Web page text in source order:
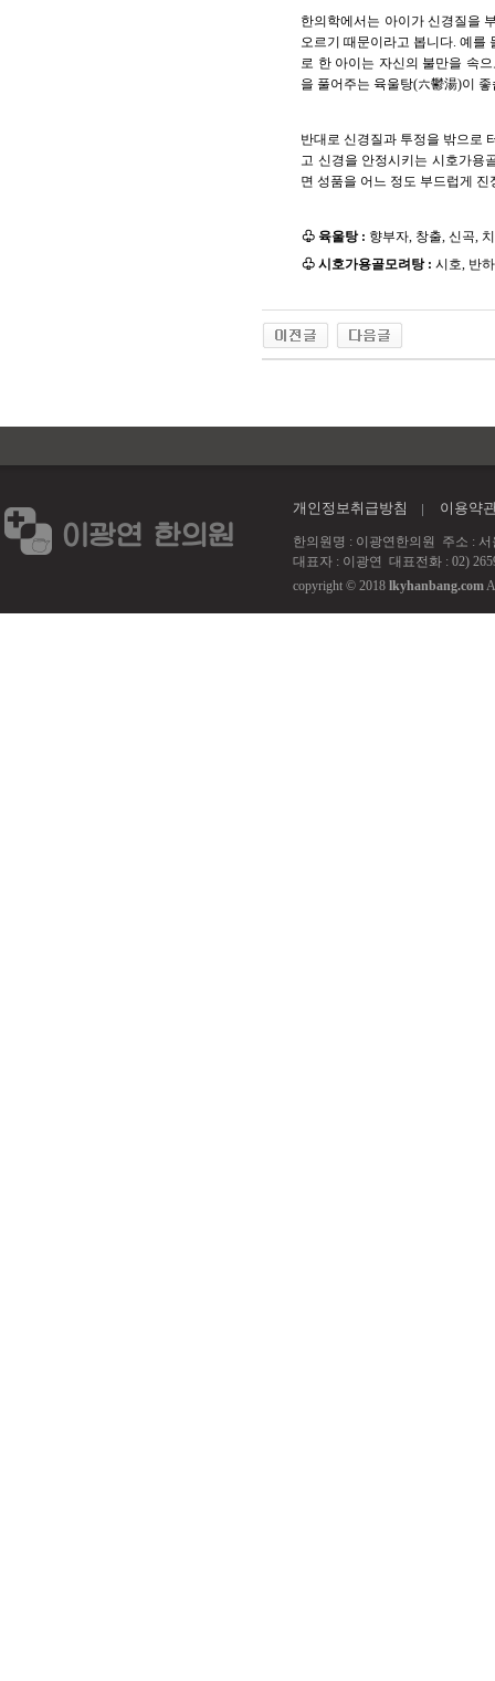
한의학에서는 아이가 신경질을
오르기 때문이라고 봅니다. 예를
로 한 아이는 자신의 불만을 속
을 풀어주는 육울탕(六鬱湯)이
반대로 신경질과 투정을 밖으로
고 신경을 안정시키는 시호가용
면 성품을 어느 정도 부드럽게 진
♧ 육울탕 : 향부자, 창출, 신곡,
♧ 시호가용골모려탕 :시호, 반
개인정보취급방침 이용약
한의원명 : 이광연한의원 주소 : 서
대표자 : 이광연 대표전화 : 02)
copyright © 2018 lkyhanbang.com